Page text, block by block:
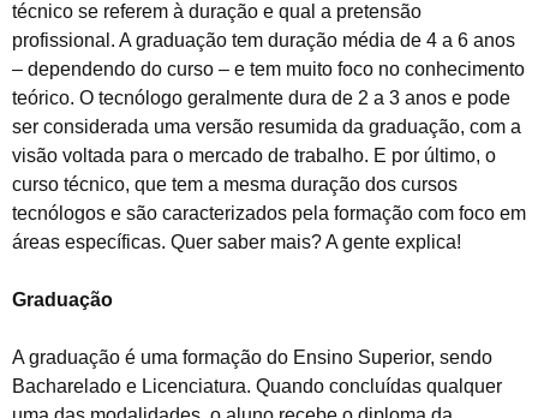
técnico se referem à duração e qual a pretensão
profissional. A graduação tem duração média de 4 a 6 anos
– dependendo do curso – e tem muito foco no conhecimento
teórico. O tecnólogo geralmente dura de 2 a 3 anos e pode
ser considerada uma versão resumida da graduação, com a
visão voltada para o mercado de trabalho. E por último, o
curso técnico, que tem a mesma duração dos cursos
tecnólogos e são caracterizados pela formação com foco em
áreas específicas. Quer saber mais? A gente explica!
Graduação
A graduação é uma formação do Ensino Superior, sendo
Bacharelado e Licenciatura. Quando concluídas qualquer